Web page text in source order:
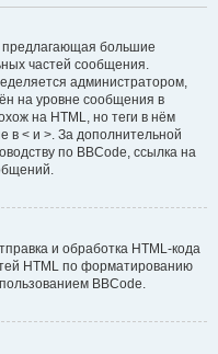
предлагающая большие
частей сообщения.
администратором,
на уровне сообщения в
на HTML, но теги в нём
в < и >. За дополнительной
по BBCode, ссылка на
и обработка HTML-кода
HTML по форматированию
BBCode.